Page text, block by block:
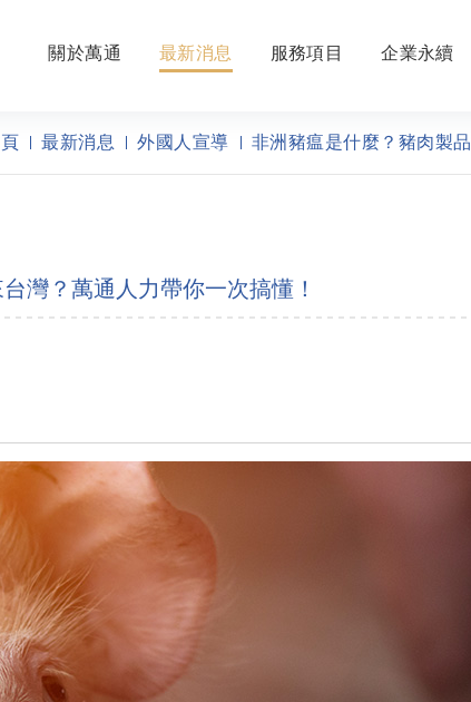
關於萬通 最新消息 服務項目 企業永續
最新消息 外國人宣導 非洲豬瘟是什麼？豬肉製
灣？萬通人力帶你一次搞懂！